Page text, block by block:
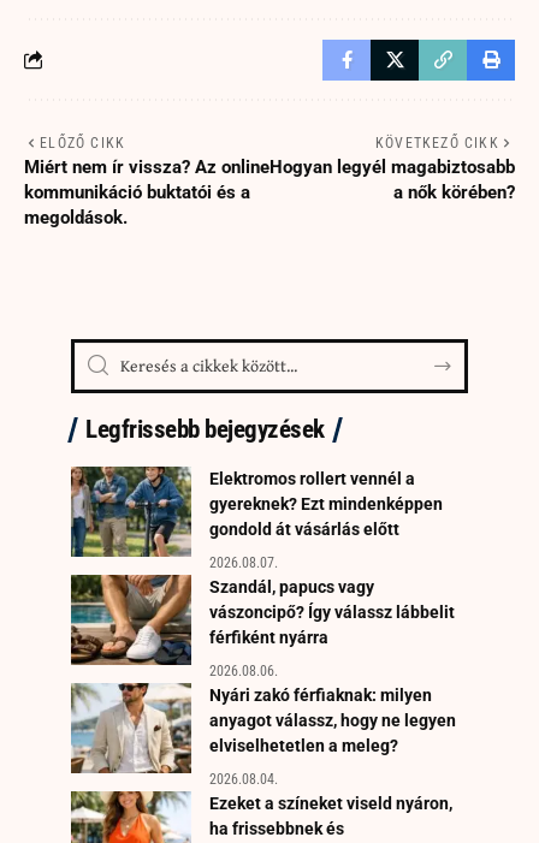
ELŐZŐ CIKK
Miért nem ír vissza? Az online
kommunikáció buktatói és a
megoldások.
KÖVETKEZŐ CIKK
Hogyan legyél magabiztosabb
a nők körében?
Legfrissebb bejegyzések
Elektromos rollert vennél a
gyereknek? Ezt mindenképpen
gondold át vásárlás előtt
2026.08.07.
Szandál, papucs vagy
vászoncipő? Így válassz lábbelit
férfiként nyárra
2026.08.06.
Nyári zakó férfiaknak: milyen
anyagot válassz, hogy ne legyen
elviselhetetlen a meleg?
2026.08.04.
Ezeket a színeket viseld nyáron,
ha frissebbnek és